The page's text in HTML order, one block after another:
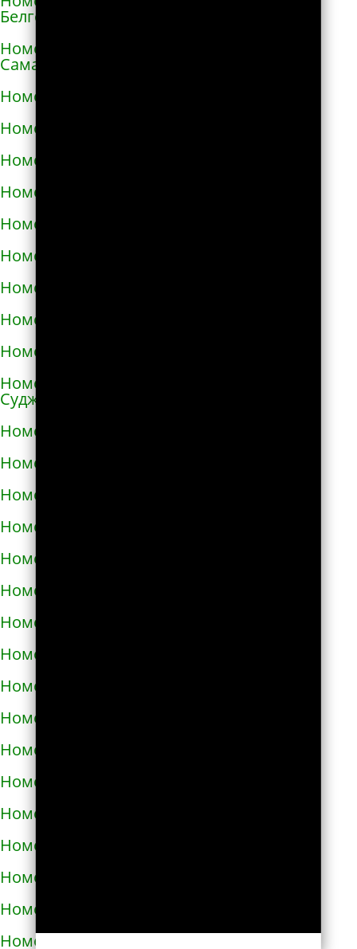
Белгородской области
Номера телефонов такси в Алексеевке
Самарской области
Номера телефонов такси в Алексине
Номера телефонов такси в Алупке
Номера телефонов такси в Алуште
Номера телефонов такси в Альметьевске
Номера телефонов такси в Амурске
Номера телефонов такси в Анадыре
Номера телефонов такси в Анапе
Номера телефонов такси в Ангарске
Номера телефонов такси в Андреаполе
Номера телефонов такси в Анжеро-
Судженске
Номера телефонов такси в Аниве
Номера телефонов такси в Анне
Номера телефонов такси в Апатитах
Номера телефонов такси в Апрелевке
Номера телефонов такси в Апшеронске
Номера телефонов такси в Арамиле
Номера телефонов такси в Аргуне
Номера телефонов такси в Ардатове
Номера телефонов такси в Ардоне
Номера телефонов такси в Арзамасе
Номера телефонов такси в Аркадаке
Номера телефонов такси в Армавире
Номера телефонов такси в Армянске
Номера телефонов такси в Арсеньеве
Номера телефонов такси в Арске
Номера телефонов такси в Артеме
Номера телефонов такси в Артёмовске